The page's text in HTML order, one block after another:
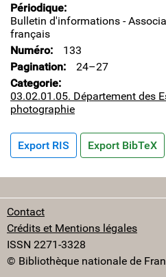
Périodique
Bulletin d'informations -
français
Numéro
133
Pagination
24–27
Categorie
03.02.01.05. Département des
photographie
Export RIS Export BibTeX
Contact
Crédits et Mentions légales
ISSN 2271-3328
© Bibliothèque nationale de